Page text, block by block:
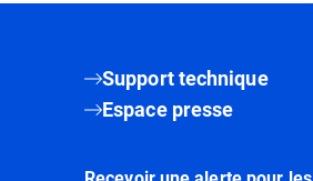
Support technique
Espace presse